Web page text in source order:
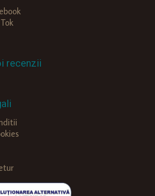
recenzii